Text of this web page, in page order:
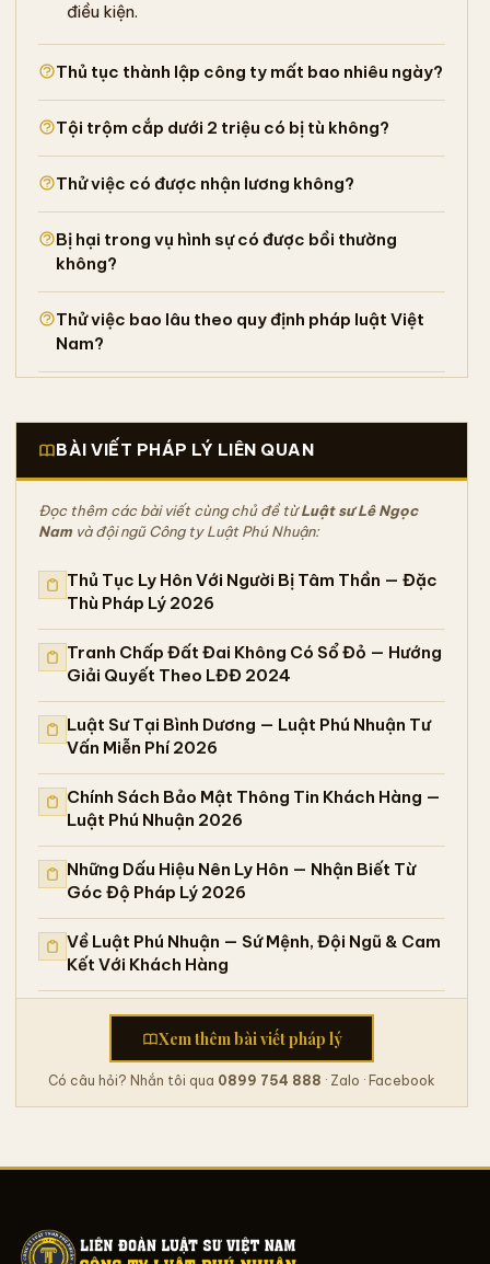
điều kiện.
Thủ tục thành lập công ty mất bao nhiêu ngày?
Tội trộm cắp dưới 2 triệu có bị tù không?
Thử việc có được nhận lương không?
Bị hại trong vụ hình sự có được bồi thường
không?
Thử việc bao lâu theo quy định pháp luật Việt
Nam?
BÀI VIẾT PHÁP LÝ LIÊN QUAN
Đọc thêm các bài viết cùng chủ đề từLuật sư Lê Ngọc
Nam và đội ngũ Công ty Luật Phú Nhuận:
Thủ Tục Ly Hôn Với Người Bị Tâm Thần — Đặc
Thù Pháp Lý 2026
Tranh Chấp Đất Đai Không Có Sổ Đỏ — Hướng
Giải Quyết Theo LĐĐ 2024
Luật Sư Tại Bình Dương — Luật Phú Nhuận Tư
Vấn Miễn Phí 2026
Chính Sách Bảo Mật Thông Tin Khách Hàng —
Luật Phú Nhuận 2026
Những Dấu Hiệu Nên Ly Hôn — Nhận Biết Từ
Góc Độ Pháp Lý 2026
Về Luật Phú Nhuận — Sứ Mệnh, Đội Ngũ & Cam
Kết Với Khách Hàng
Xem thêm bài viết pháp lý
Có câu hỏi? Nhắn tôi qua 0899 754 888 · Zalo · Facebook